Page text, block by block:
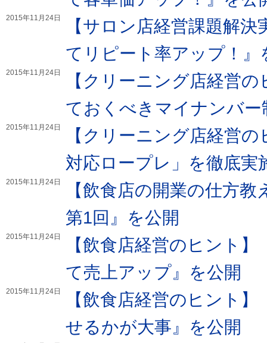
2015年11月24日
【サロン店経営課題解
てリピート率アップ！』
2015年11月24日
【クリーニング店経営
ておくべきマイナンバ
2015年11月24日
【クリーニング店経営
対応ロープレ」を徹底実
2015年11月24日
【飲食店の開業の仕方
第1回』を公開
2015年11月24日
【飲食店経営のヒント
て売上アップ』を公開
2015年11月24日
【飲食店経営のヒント
せるかが大事』を公開